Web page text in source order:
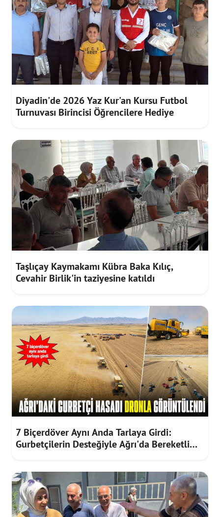
Diyadin'de 2026 Yaz Kur'an Kursu Futbol
Turnuvası Birincisi Öğrencilere Hediye
Taşlıçay Kaymakamı Kübra Baka Kılıç,
Cevahir Birlik'in taziyesine katıldı
7 Biçerdöver Aynı Anda Tarlaya Girdi:
Gurbetçilerin Desteğiyle Ağrı'da Bereketli